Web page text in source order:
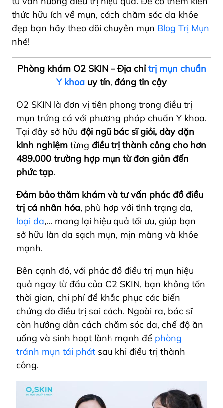
thức hữu ích về mụn, cách chăm sóc da khỏe
đẹp bạn hãy theo dõi chuyên mụn Blog Trị Mụn
nhé!
Phòng khám O2 SKIN – Địa chỉtrị mụn chuẩn
Y khoa uy tín, đáng tin cậy
O2 SKIN là đơn vị tiên phong trong điều trị
mụn trứng cá với phương pháp chuẩn Y khoa.
Tại đây sở hữu đội ngũ bác sĩ giỏi, dày dặn
kinh nghiệm từng điều trị thành công cho hơn
489.000 trường hợp mụn từ đơn giản đến
phức tạp.
Đảm bảo thăm khám và tư vấn phác đồ điều
trị cá nhân hóa, phù hợp với tình trạng da,
loại da,… mang lại hiệu quả tối ưu, giúp bạn
sở hữu làn da sạch mụn, mịn màng và khỏe
mạnh.
Bên cạnh đó, với phác đồ điều trị mụn hiệu
quả ngay từ đầu của O2 SKIN, bạn không tốn
thời gian, chi phí để khắc phục các biến
chứng do điều trị sai cách. Ngoài ra, bác sĩ
còn hướng dẫn cách chăm sóc da, chế độ ăn
uống và sinh hoạt lành mạnh để phòng
tránh mụn tái phát sau khi điều trị thành
công.